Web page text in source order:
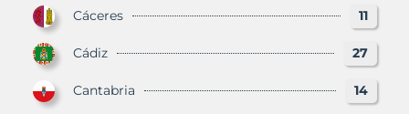
Cáceres 11
Cádiz 27
Cantabria 14